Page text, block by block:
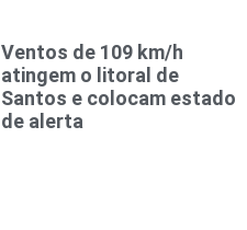
Ventos de 109 km/h
atingem o litoral de
Santos e colocam estado
de alerta